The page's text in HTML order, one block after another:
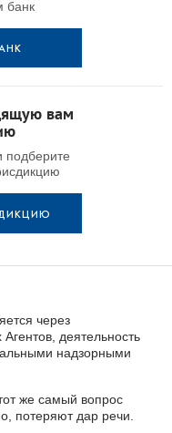
банк
вам
подберите
через
деятельность
надзорными
же самый вопрос
потеряют дар речи.